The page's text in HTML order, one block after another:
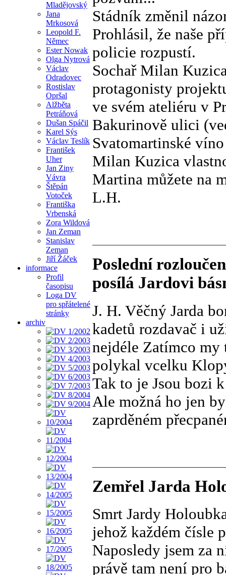
Mladějovský
Jana
Mrkosová
Leopold F.
Němec
Ester Nowak
Olga Nytrová
Václav
Odradovec
Rostislav
Opršal
Alžběta
Petráňová
Dušan Spáčil
Karel Sýs
Václav Teslík
František
Uher
Jan Ziny
Vávra
Štěpán
Votoček
Františka
Vrbenská
Zora Wildová
Jan Zeman
Stanislav
Zeman
Jiří Žáček
informace
Profil
časopisu
Loga DV
pro spřátelené
stránky
archiv
Stádník změnil
Prohlásil, že naše
policie rozpustí.
Sochař Milan
protagonisty
ve svém ateliéru v
Bakurinově ulici
Svatomartinské
Milan Kuzica
Martina můžete na
L.H.
Poslední
posílá Jardovi
J. H. Věčný Jarda
kadetů rozdavač i
nejdéle Zatímco my
polykal vcelku
Tak to je Jsou bozi
Ale možná ho jen
zaprděném
Zemřel Jarda
Smrt Jardy
jehož každém čísle
Naposledy jsem za
právě tam není pro